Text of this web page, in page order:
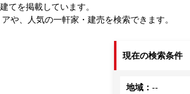
てを掲載しています。
や、人気の一軒家・建売を検索できます。
現在の検索条件
地域 ：--